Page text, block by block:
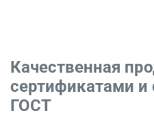
Качественная
сертификатами
ГОСТ